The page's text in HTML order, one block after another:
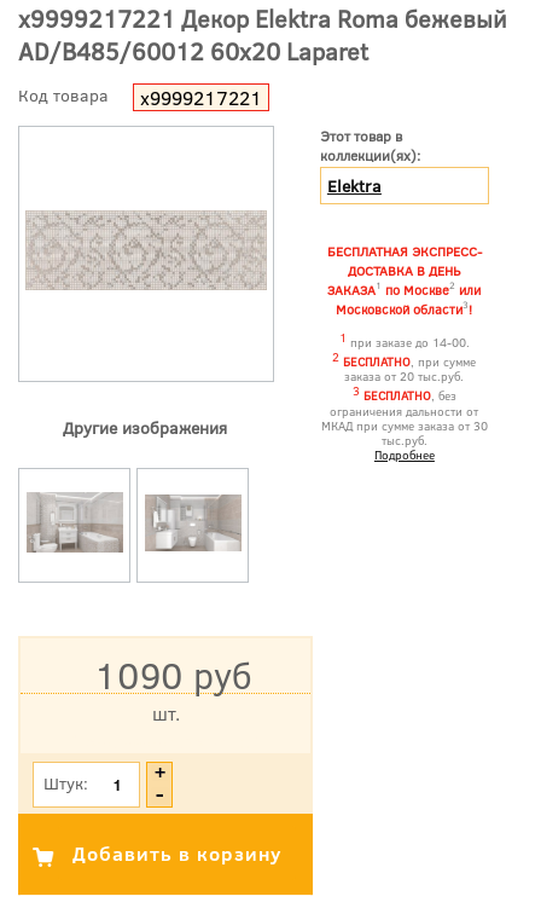
х9999217221 Декор Elektra Roma бежевый
AD/B485/60012 60x20 Laparet
Код товара х9999217221
Другие изображения
Этот товар в
коллекции(ях):
Elektra
БЕСПЛАТНАЯ ЭКСПРЕСС-
ДОСТАВКА В ДЕНЬ
ЗАКАЗА1 по Москве2 или
Московской области3!
1 при заказе до 14-00.
2 БЕСПЛАТНО, при сумме
заказа от 20 тыс.руб.
3 БЕСПЛАТНО, без
ограничения дальности от
МКАД при сумме заказа от 30
тыс.руб.
Подробнее
1090 руб
шт.
Штук: